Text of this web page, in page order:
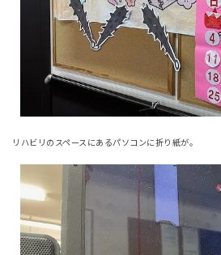
リハビリのスペースにあるパソコンに折り紙が。